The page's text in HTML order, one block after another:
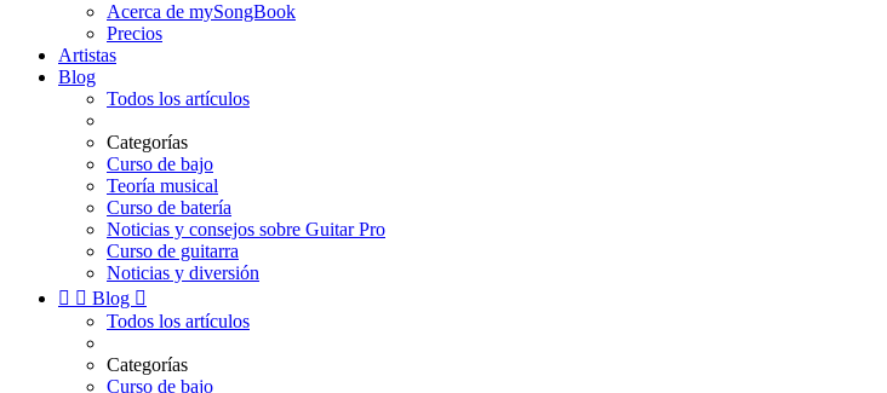
Acerca de mySongBook
Precios
Artistas
Blog
Todos los artículos
Categorías
Curso de bajo
Teoría musical
Curso de batería
Noticias y consejos sobre Guitar Pro
Curso de guitarra
Noticias y diversión
  Blog 
Todos los artículos
Categorías
Curso de bajo